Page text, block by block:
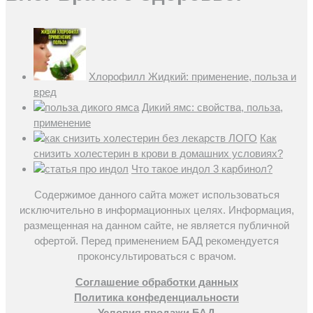
Хлорофилл Жидкий: применение, польза и
вред
Дикий ямс: свойства, польза,
применение
Как
снизить холестерин в крови в домашних условиях?
Что такое индол 3 карбинол?
Содержимое данного сайта может использоваться
исключительно в информационных целях. Информация,
размещенная на данном сайте, не является публичной
офертой. Перед применением БАД рекомендуется
проконсультироваться с врачом.
Соглашение обработки данных
Политика конфеденциальности